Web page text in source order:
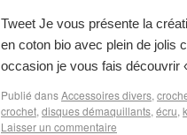
Tweet Je vous présente la
en coton bio avec plein de jolis
occasion je vous fais découvrir
Publié dansAccessoires divers,
crochet, disques démaquillants, écru,
Laisser un commentaire